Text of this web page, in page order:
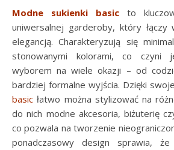
Modne sukienki basic to
uniwersalnej garderoby, który
elegancją. Charakteryzują się
stonowanymi kolorami, co czyni
wyborem na wiele okazji – od
bardziej formalne wyjścia. Dzięki
basic łatwo można stylizować na
do nich modne akcesoria, biżuterię
co pozwala na tworzenie
ponadczasowy design sprawia,